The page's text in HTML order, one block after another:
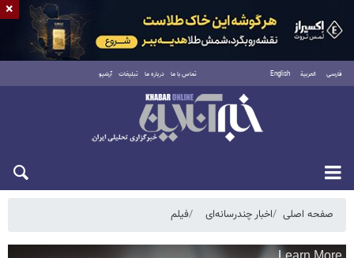
فارسی العربية English تماس با ما درباره ما تبلیغات آرشیو
شنبه ۱۷ مرداد ۱۴۰۵
صفحه اصلی اخبار چندرسانه‌ای فیلم
×